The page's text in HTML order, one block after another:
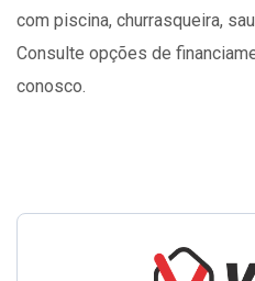
com piscina, churrasqueira,
Consulte opções de
conosco.